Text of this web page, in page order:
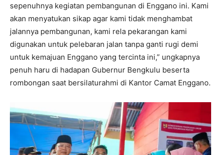
sepenuhnya kegiatan pembangunan di Enggano ini. Kami
akan menyatukan sikap agar kami tidak menghambat
jalannya pembangunan, kami rela pekarangan kami
digunakan untuk pelebaran jalan tanpa ganti rugi demi
untuk kemajuan Enggano yang tercinta ini,” ungkapnya
penuh haru di hadapan Gubernur Bengkulu beserta
rombongan saat bersilaturahmi di Kantor Camat Enggano.